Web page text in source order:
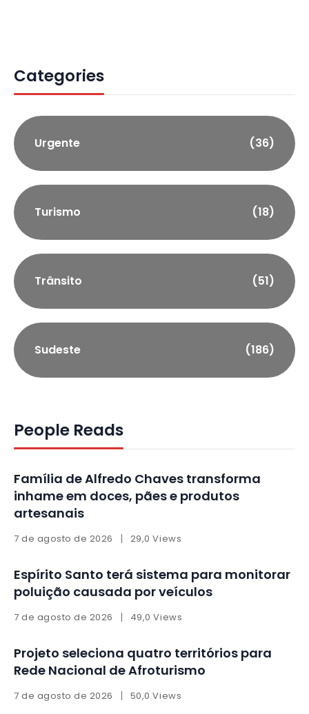
Categories
Urgente (36)
Turismo (18)
Trânsito (51)
Sudeste (186)
People Reads
Família de Alfredo Chaves transforma
inhame em doces, pães e produtos
artesanais
7 de agosto de 2026 29,0 Views
Espírito Santo terá sistema para monitorar
poluição causada por veículos
7 de agosto de 2026 49,0 Views
Projeto seleciona quatro territórios para
Rede Nacional de Afroturismo
7 de agosto de 2026 50,0 Views